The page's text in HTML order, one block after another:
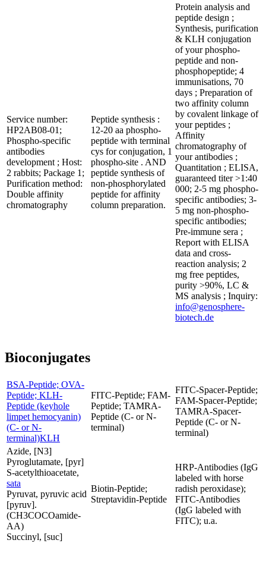
Service number:
HP2AB08-01;
Phospho-specific
antibodies
development ; Host:
2 rabbits; Package 1;
Purification method:
Double affinity
chromatography
Peptide synthesis :
12-20 aa phospho-
peptide with terminal
cys for conjugation, 1
phospho-site . AND
peptide synthesis of
non-phosphorylated
peptide for affinity
column preparation.
Protein analysis and
peptide design ;
Synthesis, purification
& KLH conjugation
of your phospho-
peptide and non-
phosphopeptide; 4
immunisations, 70
days ; Preparation of
two affinity column
by covalent linkage of
your peptides ;
Affinity
chromatography of
your antibodies ;
Quantitation ; ELISA,
guaranteed titer >1:40
000; 2-5 mg phospho-
specific antibodies; 3-
5 mg non-phospho-
specific antibodies;
Pre-immune sera ;
Report with ELISA
data and cross-
reaction analysis; 2
mg free peptides,
purity >90%, LC &
MS analysis ; Inquiry:
info@genosphere-
biotech.de
Bioconjugates
BSA-Peptide; OVA-
Peptide; KLH-
Peptide (keyhole
limpet hemocyanin)
(C- or N-
terminal)KLH
FITC-Peptide; FAM-
Peptide; TAMRA-
Peptide (C- or N-
terminal)
FITC-Spacer-Peptide;
FAM-Spacer-Peptide;
TAMRA-Spacer-
Peptide (C- or N-
terminal)
Azide, [N3]
Pyroglutamate, [pyr]
S-acetylthioacetate,
sata
Pyruvat, pyruvic acid
[pyruv].
(CH3COCOamide-
AA)
Succinyl, [suc]
Biotin-Peptide;
Streptavidin-Peptide
HRP-Antibodies (IgG
labeled with horse
radish peroxidase);
FITC-Antibodies
(IgG labeled with
FITC); u.a.